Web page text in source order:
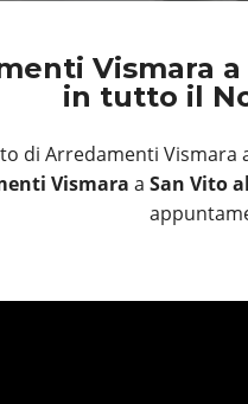
Vismara
in tutto il
di Arredamenti Vismara
Vismara a San Vito